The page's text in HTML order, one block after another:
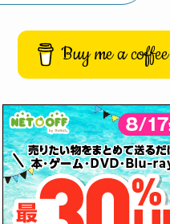
Buy me a coffee